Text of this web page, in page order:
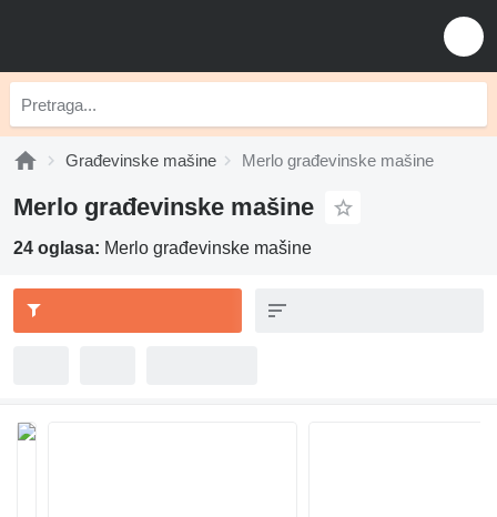
Građevinske mašine Merlo građevinske mašine
Merlo građevinske mašine
24 oglasa: Merlo građevinske mašine